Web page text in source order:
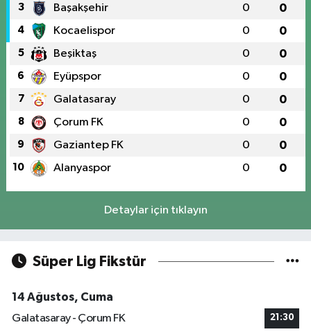
3 Başakşehir 0 0
4 Kocaelispor 0 0
5 Beşiktaş 0 0
6 Eyüpspor 0 0
7 Galatasaray 0 0
8 Çorum FK 0 0
9 Gaziantep FK 0 0
10 Alanyaspor 0 0
Detaylar için tıklayın
Süper Lig Fikstür
14 Ağustos, Cuma
Galatasaray - Çorum FK
21:30